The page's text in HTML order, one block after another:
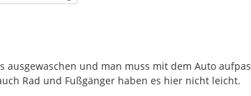
ausgewaschen und man muss mit dem Auto
Rad und Fußgänger haben es hier nicht leicht.